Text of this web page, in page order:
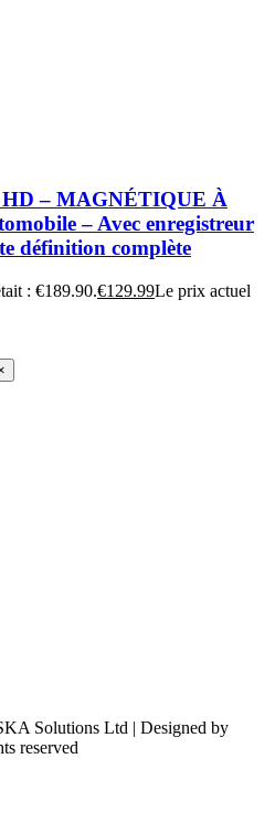
HD – MAGNÉTIQUE À
– Avec enregistreur
définition complète
: €189.90.€129.99Le prix actuel
Solutions Ltd | Designed by
reserved